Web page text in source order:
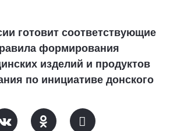
готовит соответствующие
формирования
изделий и продуктов
по инициативе донского